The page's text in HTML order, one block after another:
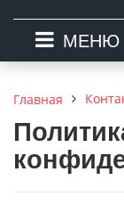
МЕНЮ
Главная